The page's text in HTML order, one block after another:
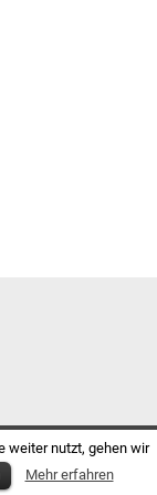
weiter nutzt, gehen wir
Mehr erfahren